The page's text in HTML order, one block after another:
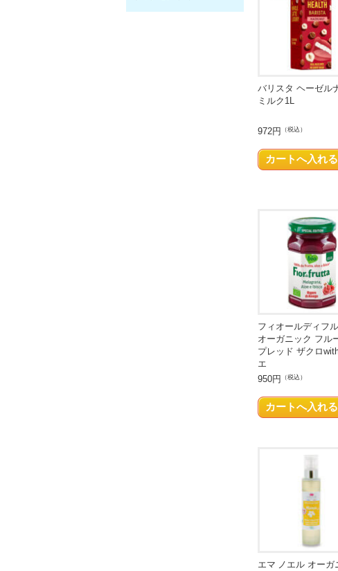
バリスタ ヘーゼル
ミルク1L
972円 （税込）
フィオールディフ
オーガニック フル
プレッド ザクロ
エ
950円
（税込）
エマ ノエル オーガ